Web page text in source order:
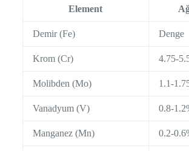
Element
Demir (Fe) Denge
Krom (Cr) 4.75-
Molibden (Mo) 1.1-
Vanadyum (V) 0.8-
Manganez (Mn) 0.2-